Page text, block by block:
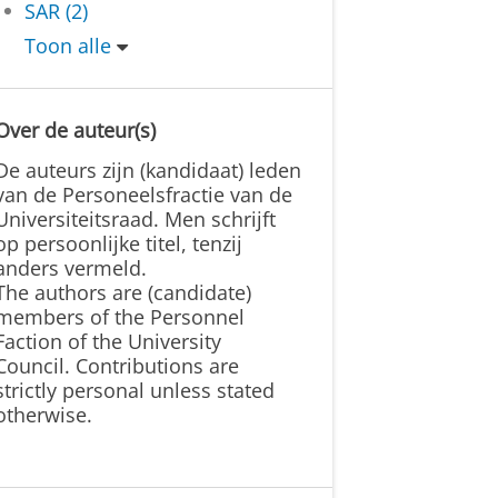
SAR (2)
Toon alle
de auteur(s)
auteurs zijn (kandidaat) leden
de Personeelsfractie van de
Men schrijft
persoonlijke titel, tenzij
vermeld.
authors are (candidate)
of the Personnel
of the University
Contributions are
personal unless stated